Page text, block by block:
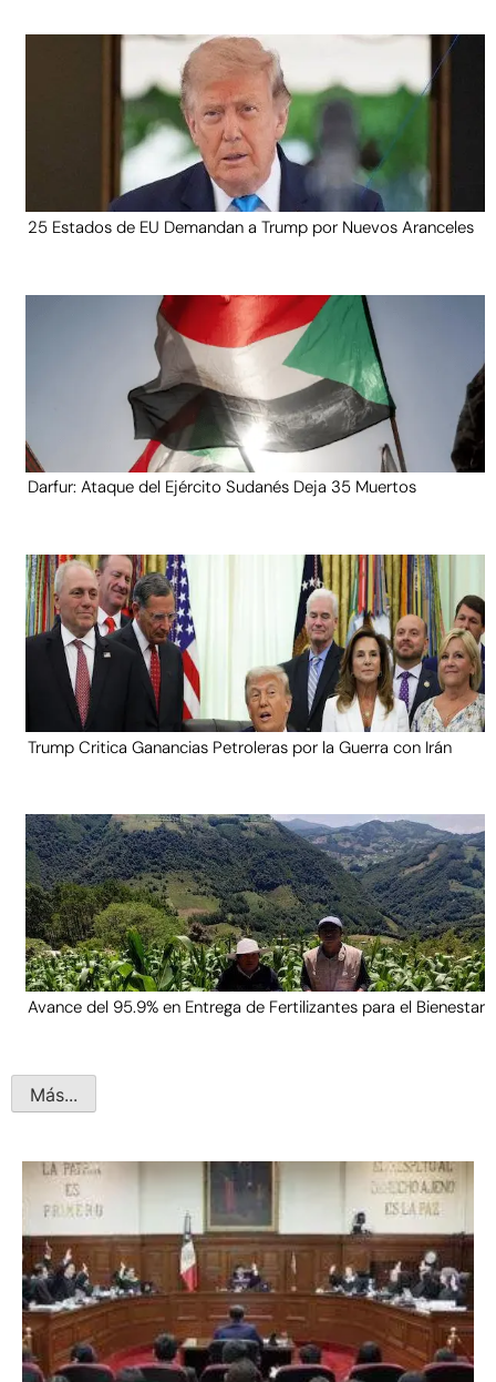
25 Estados de EU Demandan a Trump por Nuevos Aranceles
Darfur: Ataque del Ejército Sudanés Deja 35 Muertos
Trump Critica Ganancias Petroleras por la Guerra con Irán
Avance del 95.9% en Entrega de Fertilizantes para el Bienestar
Más...